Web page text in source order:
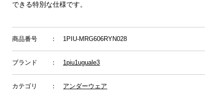
できる特別な仕様です。
商品番号 ： 1PIU-MRG606RYN028
ブランド ： 1piu1uguale3
カテゴリ ： アンダーウェア